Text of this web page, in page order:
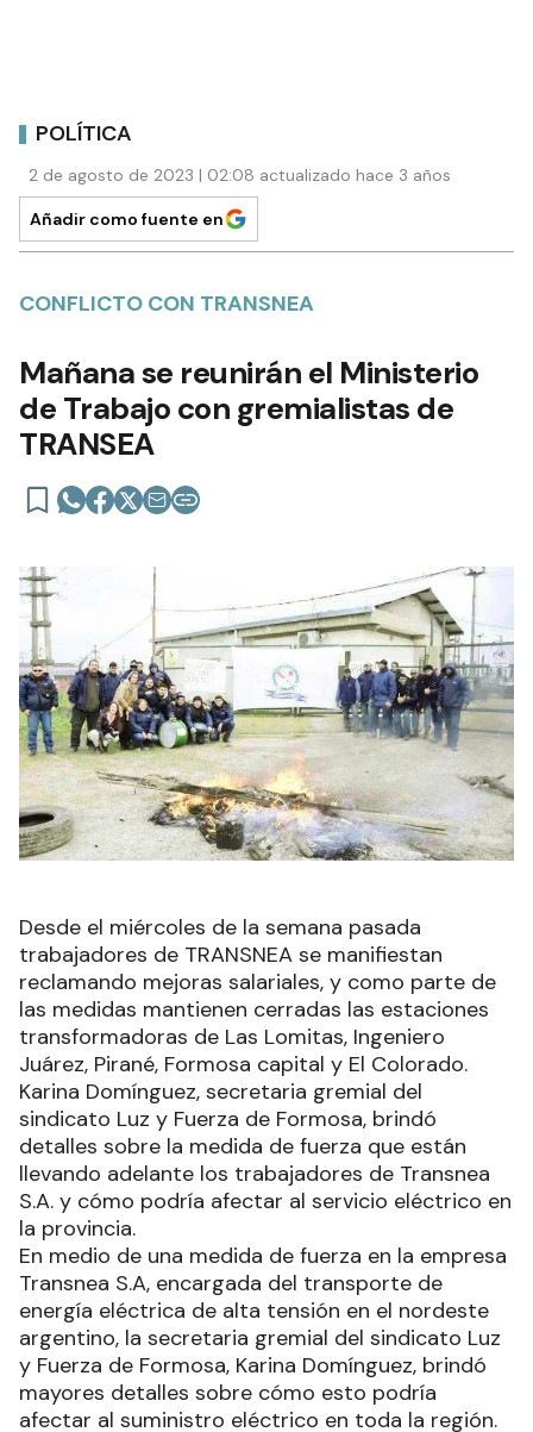
POLÍTICA
2 de agosto de 2023 | 02:08 actualizado hace 3 años
Añadir como fuente en
CONFLICTO CON TRANSNEA
Mañana se reunirán el Ministerio
de Trabajo con gremialistas de
TRANSEA
Desde el miércoles de la semana pasada
trabajadores de TRANSNEA se manifiestan
reclamando mejoras salariales, y como parte de
las medidas mantienen cerradas las estaciones
transformadoras de Las Lomitas, Ingeniero
Juárez, Pirané, Formosa capital y El Colorado.
Karina Domínguez, secretaria gremial del
sindicato Luz y Fuerza de Formosa, brindó
detalles sobre la medida de fuerza que están
llevando adelante los trabajadores de Transnea
S.A. y cómo podría afectar al servicio eléctrico en
la provincia.
En medio de una medida de fuerza en la empresa
Transnea S.A, encargada del transporte de
energía eléctrica de alta tensión en el nordeste
argentino, la secretaria gremial del sindicato Luz
y Fuerza de Formosa, Karina Domínguez, brindó
mayores detalles sobre cómo esto podría
afectar al suministro eléctrico en toda la región.